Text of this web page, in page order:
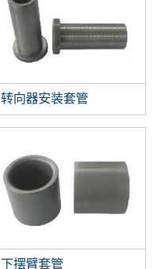
转向器安装套管
下摆臂套管